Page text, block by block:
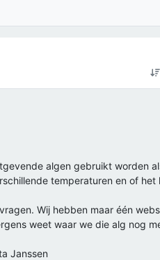
algen gebruikt worden
temperaturen en of
Wij hebben maar één
weet waar we die alg nog
Janssen